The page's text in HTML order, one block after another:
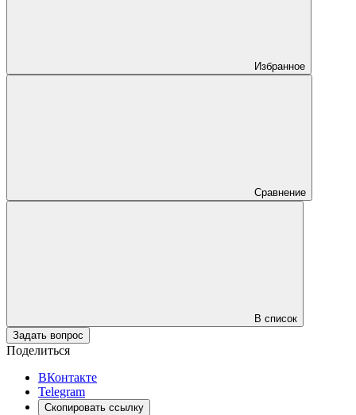
Избранное
Сравнение
В список
Задать вопрос
Поделиться
ВКонтакте
Telegram
Скопировать ссылку